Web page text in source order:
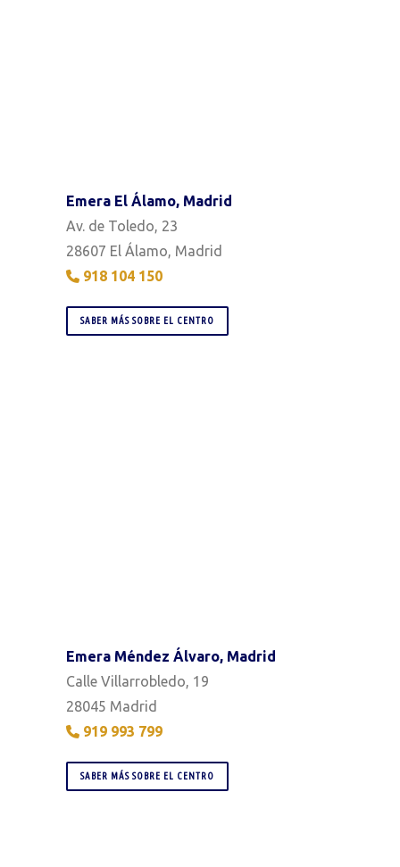
Emera El Álamo, Madrid
Av. de Toledo, 23
28607 El Álamo, Madrid
918 104 150
SABER MÁS SOBRE EL CENTRO
Emera Méndez Álvaro, Madrid
Calle Villarrobledo, 19
28045 Madrid
919 993 799
SABER MÁS SOBRE EL CENTRO